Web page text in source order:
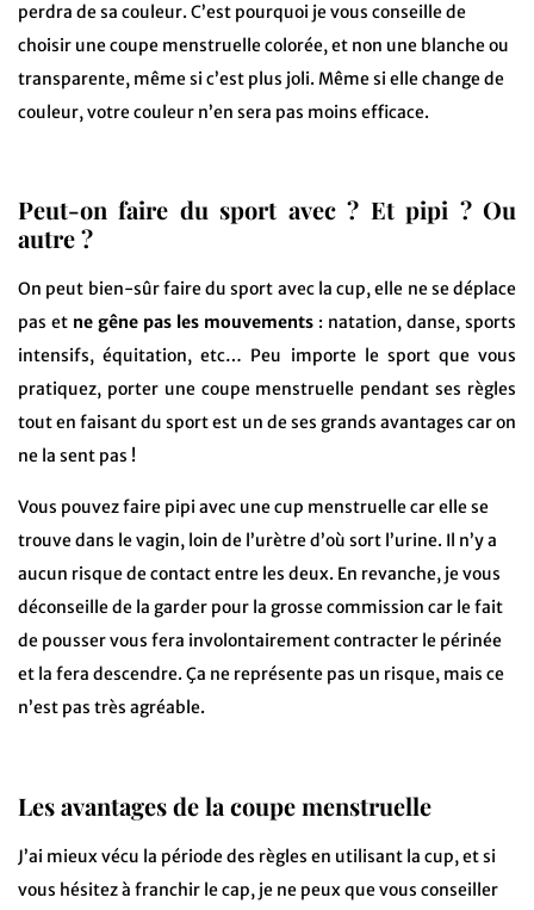
perdra de sa couleur. C’est pourquoi je vous conseille de
choisir une coupe menstruelle colorée, et non une blanche ou
transparente, même si c’est plus joli. Même si elle change de
couleur, votre couleur n’en sera pas moins efficace.
Peut-on faire du sport avec ? Et pipi ? Ou
autre ?
On peut bien-sûr faire du sport avec la cup, elle ne se déplace
pas et ne gêne pas les mouvements : natation, danse, sports
intensifs, équitation, etc… Peu importe le sport que vous
pratiquez, porter une coupe menstruelle pendant ses règles
tout en faisant du sport est un de ses grands avantages car on
ne la sent pas !
Vous pouvez faire pipi avec une cup menstruelle car elle se
trouve dans le vagin, loin de l’urètre d’où sort l’urine. Il n’y a
aucun risque de contact entre les deux. En revanche, je vous
déconseille de la garder pour la grosse commission car le fait
de pousser vous fera involontairement contracter le périnée
et la fera descendre. Ça ne représente pas un risque, mais ce
n’est pas très agréable.
Les avantages de la coupe menstruelle
J’ai mieux vécu la période des règles en utilisant la cup, et si
vous hésitez à franchir le cap, je ne peux que vous conseiller